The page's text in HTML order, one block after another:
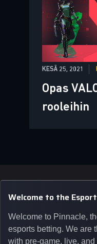
KESÄ 25, 2021
Opas
rooleihin
Welcome to the
Welcome to Pinnacle,
esports betting. We are
with pre-game, live,